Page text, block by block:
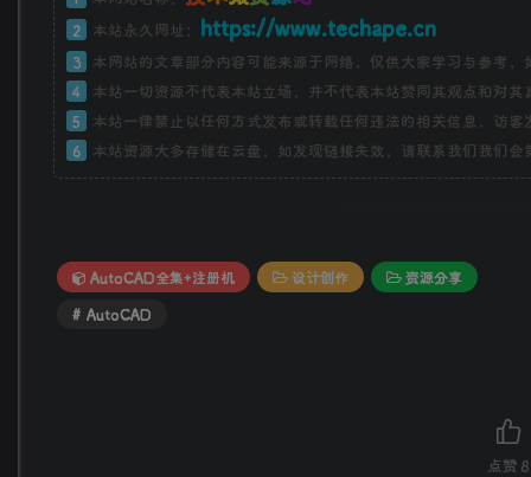
2 本站永久网址： https://www.techape.cn
3
本网站的文章部分内容可能来源于网络，仅供大家学习与参考
4
本站一切资源不代表本站立场，并不代表本站赞同其观点和对其
5
本站一律禁止以任何方式发布或转载任何违法的相关信息，访客
6
本站资源大多存储在云盘，如发现链接失效，请联系我们我们会
AutoCAD全集+注册机 设计创作
资源分享
# AutoCAD
点赞 8